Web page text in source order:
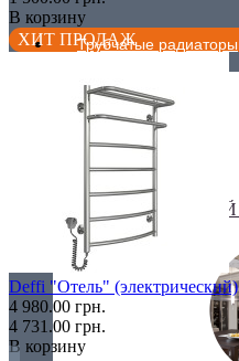
Трубчатые радиаторы
ДЛЯ ГОСТИНОЙ
В корзину
ХИТ ПРОДАЖ
Deffi "Отель" (электрический)
4 980.00 грн.
4 731.00 грн.
В корзину